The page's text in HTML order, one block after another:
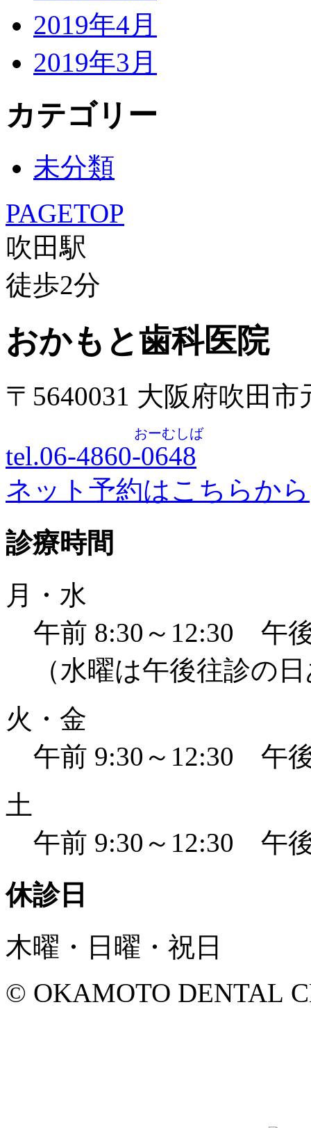
2019年4月
2019年3月
カテゴリー
未分類
PAGETOP
吹田駅
徒歩2分
おかもと歯科医院
〒5640031 大阪府吹田
tel.06-4860-0648
おーむしば
ネット予約はこちらから
診療時間
月・水
午前 8:30～12:30 午
（水曜は午後往診の
火・金
午前 9:30～12:30 午
土
午前 9:30～12:30 午
休診日
木曜・日曜・祝日
© OKAMOTO DENTAL